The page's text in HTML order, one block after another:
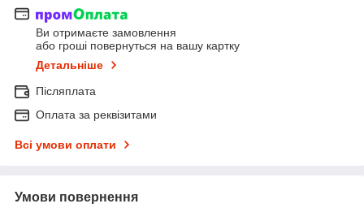
Ви отримаєте замовлення
або гроші повернуться на вашу картку
Детальніше
Післяплата
Оплата за реквізитами
Всі умови оплати
Умови повернення